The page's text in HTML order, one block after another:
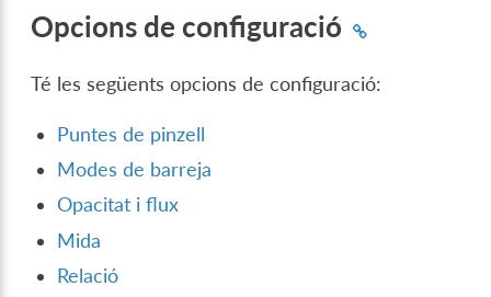
Opcions de configuració
Té les següents opcions de configuració:
Puntes de pinzell
Modes de barreja
Opacitat i flux
Mida
Relació